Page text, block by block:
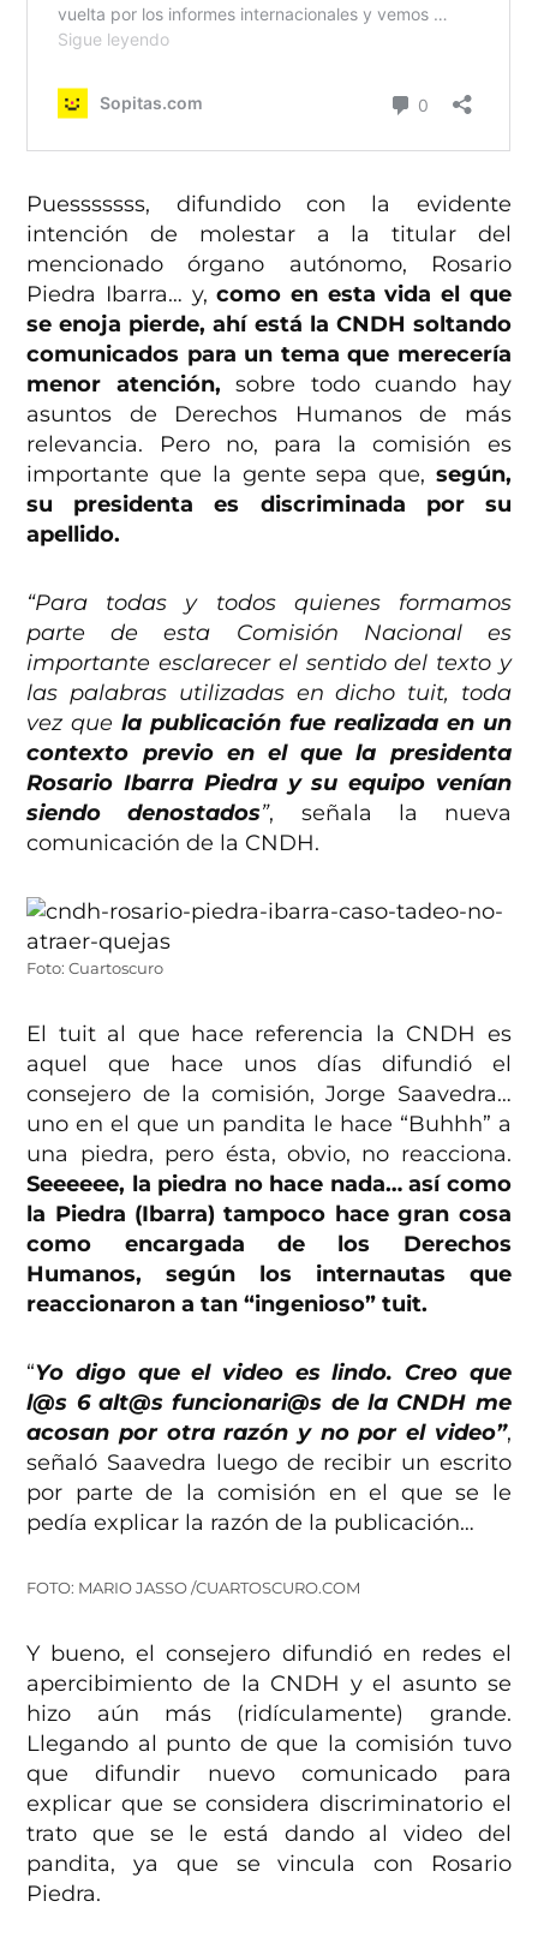
Puesssssss, difundido con la evidente
intención de molestar a la titular del
mencionado órgano autónomo, Rosario
Piedra Ibarra… y,como en esta vida el que
se enoja pierde, ahí está la CNDH soltando
comunicados para un tema que merecería
menor atención, sobre todo cuando hay
asuntos de Derechos Humanos de más
relevancia. Pero no, para la comisión es
importante que la gente sepa que, según,
su presidenta es discriminada por su
apellido.
“Para todas y todos quienes formamos
parte de esta Comisión Nacional es
importante esclarecer el sentido del texto y
las palabras utilizadas en dicho tuit, toda
vez quela publicación fue realizada en un
contexto previo en el que la presidenta
Rosario Ibarra Piedra y su equipo venían
siendo denostados”, señala la nueva
comunicación de la CNDH.
Foto: Cuartoscuro
El tuit al que hace referencia la CNDH es
aquel que hace unos días difundió el
consejero de la comisión, Jorge Saavedra…
uno en el que un pandita le hace “Buhhh” a
una piedra, pero ésta, obvio, no reacciona.
Seeeeee, la piedra no hace nada… así como
la Piedra (Ibarra) tampoco hace gran cosa
como encargada de los Derechos
Humanos, según los internautas que
reaccionaron a tan “ingenioso” tuit.
“Yo digo que el video es lindo. Creo que
l@s 6 alt@s funcionari@s de la CNDH me
acosan por otra razón y no por el video”,
señaló Saavedra luego de recibir un escrito
por parte de la comisión en el que se le
pedía explicar la razón de la publicación…
FOTO: MARIO JASSO /CUARTOSCURO.COM
Y bueno, el consejero difundió en redes el
apercibimiento de la CNDH y el asunto se
hizo aún más (ridículamente) grande.
Llegando al punto de que la comisión tuvo
que difundir nuevo comunicado para
explicar que se considera discriminatorio el
trato que se le está dando al video del
pandita, ya que se vincula con Rosario
Piedra.